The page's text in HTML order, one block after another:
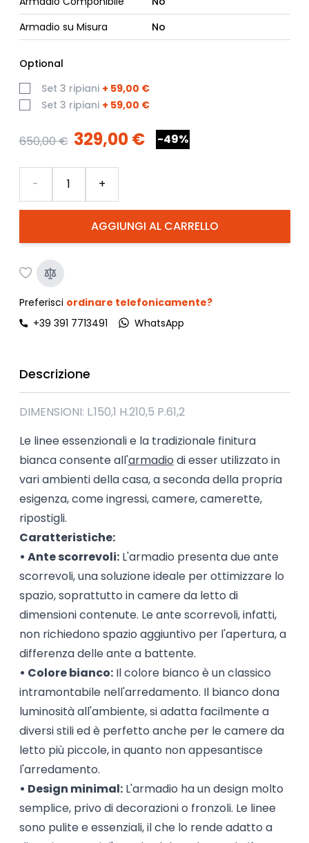
Armadio su Misura
No
Optional
Set 3 ripiani + 59,00 €
Set 3 ripiani + 59,00 €
650,00 € 329,00 € -49%
AGGIUNGI AL CARRELLO
- +
Preferisci ordinare telefonicamente?
+39 391 7713491
WhatsApp
Descrizione
DIMENSIONI: L.150,1 H.210,5 P.61,2
Le linee essenzionali e la tradizionale finitura
bianca consente all'armadio di esser utilizzato in
vari ambienti della casa, a seconda della propria
esigenza, come ingressi, camere, camerette,
ripostigli.
Caratteristiche:
• Ante scorrevoli:L'armadio presenta due ante
scorrevoli, una soluzione ideale per ottimizzare lo
spazio, soprattutto in camere da letto di
dimensioni contenute. Le ante scorrevoli, infatti,
non richiedono spazio aggiuntivo per l'apertura, a
differenza delle ante a battente.
• Colore bianco:Il colore bianco è un classico
intramontabile nell'arredamento. Il bianco dona
luminosità all'ambiente, si adatta facilmente a
diversi stili ed è perfetto anche per le camere da
letto più piccole, in quanto non appesantisce
l'arredamento.
• Design minimal:L'armadio ha un design molto
semplice, privo di decorazioni o fronzoli. Le linee
sono pulite e essenziali, il che lo rende adatto a